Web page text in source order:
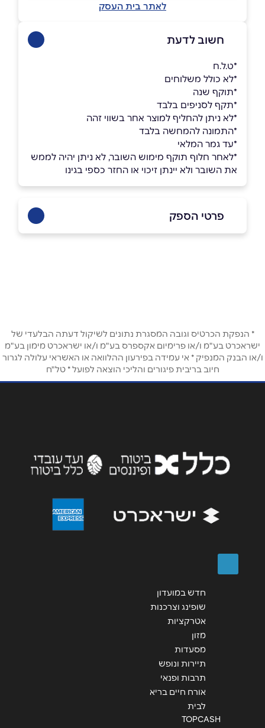
לאתר בית העסק
חשוב לדעת
*ט.ל.ח
*לא כולל משלוחים
*תוקף שנה
*תקף לסניפים בלבד
*לא ניתן להחליף למוצר אחר בשווי זהה
*התמונה להמחשה בלבד
*עד גמר המלאי
*לאחר חלוף תוקף מימוש השובר, לא ניתן יהיה לממש
את השובר ולא יינתן זיכוי או החזר כספי בגינו
פרטי הספק
טלפון*
אימייל*
הודעה
* הנפקת הכרטיס וגובה המסגרת נתונים לשיקול דעתה הבלעדי של
ישראכרט בע"מ ו/או פרימיום אקספרס בע"מ ו/או ישראכרט מימון בע"מ
ו/או הבנק המנפיק * אי עמידה בפירעון ההלוואה או האשראי עלולה לגרור
חיוב בריבית פיגורים והליכי הוצאה לפועל * טל"ח
חדש במועדון
שופינג וצרכנות
אטרקציות
מזון
מסעדות
תיירות ונופש
תרבות ופנאי
אורח חיים בריא
לבית
TOPCASH